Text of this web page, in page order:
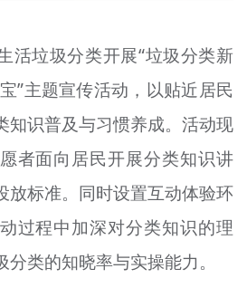
活垃圾分类开展“垃圾分类新
”主题宣传活动，以贴近居民
知识普及与习惯养成。活动现
者面向居民开展分类知识讲
放标准。同时设置互动体验环
过程中加深对分类知识的理
类的知晓率与实操能力。